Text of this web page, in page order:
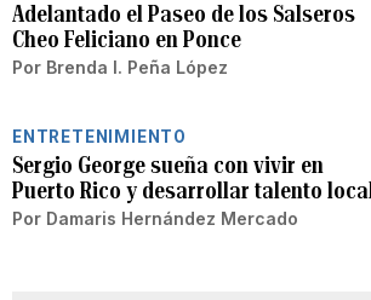
Adelantado el Paseo de los Salseros
Cheo Feliciano en Ponce
Por Brenda I. Peña López
ENTRETENIMIENTO
Sergio George sueña con vivir en
Puerto Rico y desarrollar talento local
Por Damaris Hernández Mercado